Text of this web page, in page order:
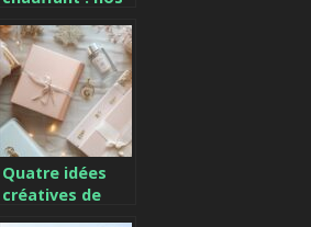
comparatifs
pour 2024 – Les
bonnes
pratiques
d’utilisation
Quatre idées
créatives de